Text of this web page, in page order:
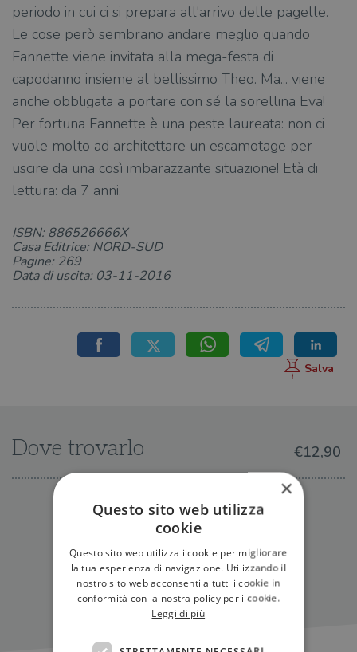
periodo in cui ci si prepara all'arrivo delle pagelle.
Le cose però sembrano andare meglio quando
Fannette viene invitata alla mega-festa di
capodanno insieme al bellissimo Theo. Ma... viene
anche obbligata a portare con sé la sorellina Eva!
Per fortuna Fannette è una peste laureata: non ci
vuole molto ad architettare un escamotage per
uscire da una così imbarazzante situazione! Età di
lettura: da 7 anni.
ISBN: 886526666X
Casa Editrice: NORD-SUD
Pagine: 269
Data di uscita: 03-11-2016
Dove trovarlo €12,90
IN LIBRERIA
×
Questo sito web utilizza
cookie
Questo sito web utilizza i cookie per migliorare
la tua esperienza di navigazione. Utilizzando il
nostro sito web acconsenti a tutti i cookie in
conformità con la nostra policy per i cookie.
Leggi di più